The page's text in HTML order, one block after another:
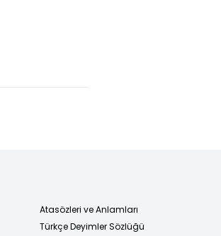
Atasözleri ve Anlamları
Türkçe Deyimler Sözlüğü